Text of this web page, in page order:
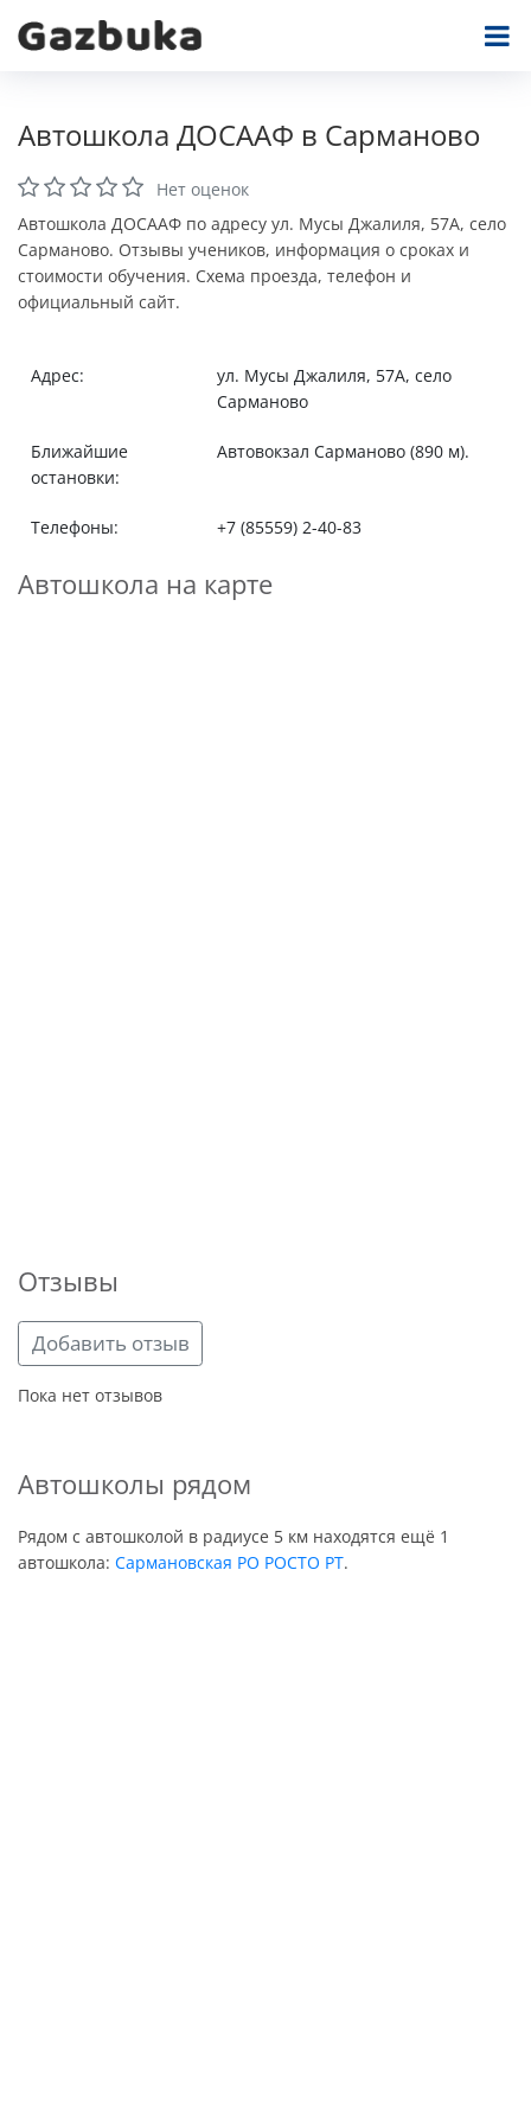
Автошкола ДОСААФ в Сарманово
Нет оценок
Автошкола ДОСААФ по адресу ул. Мусы Джалиля, 57А, село
Сарманово. Отзывы учеников, информация о сроках и
стоимости обучения. Схема проезда, телефон и
официальный сайт.
Адрес:
ул. Мусы Джалиля, 57А, село
Сарманово
Ближайшие
остановки:
Автовокзал Сарманово (890 м).
Телефоны: +7 (85559) 2-40-83
Автошкола на карте
Отзывы
Добавить отзыв
Пока нет отзывов
Автошколы рядом
Рядом с автошколой в радиусе 5 км находятся ещё 1
автошкола: Сармановская РО РОСТО РТ.